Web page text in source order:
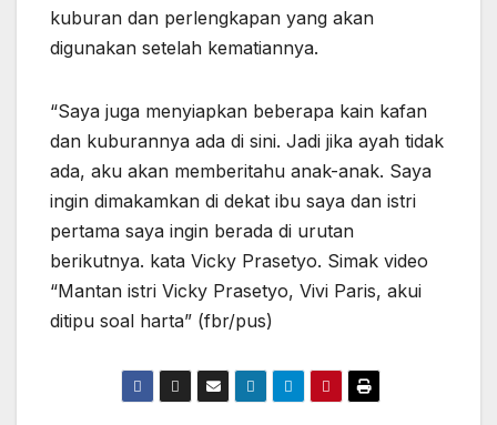
kuburan dan perlengkapan yang akan
digunakan setelah kematiannya.
“Saya juga menyiapkan beberapa kain kafan
dan kuburannya ada di sini. Jadi jika ayah tidak
ada, aku akan memberitahu anak-anak. Saya
ingin dimakamkan di dekat ibu saya dan istri
pertama saya ingin berada di urutan
berikutnya. kata Vicky Prasetyo. Simak video
“Mantan istri Vicky Prasetyo, Vivi Paris, akui
ditipu soal harta” (fbr/pus)